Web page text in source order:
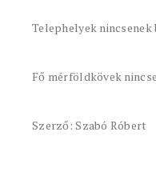
Telephelyek
Fő mérföldkövek
Szerző: Szabó Róbert